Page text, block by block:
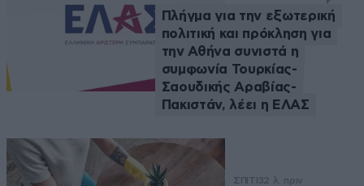
Πλήγμα για την εξωτερική
πολιτική και πρόκληση για
την Αθήνα συνιστά η
συμφωνία Τουρκίας-
Σαουδικής Αραβίας-
Πακιστάν, λέει η ΕΛΑΣ
ΣΠΙΤΙ32 λ. πριν